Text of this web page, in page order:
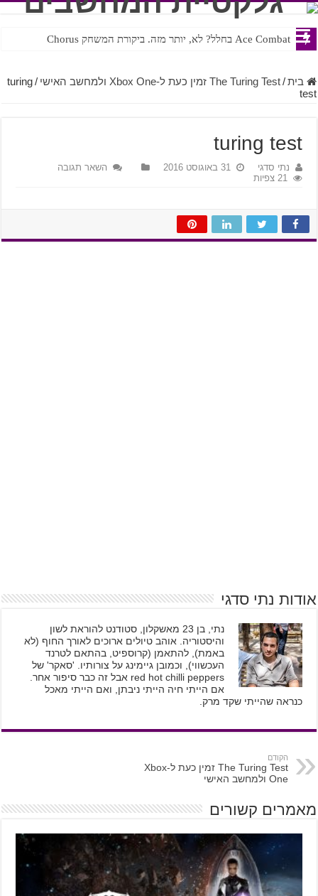
Ace Combat בחלל? לא, יותר מזה. ביקורת המשחק Chorus
בית / The Turing Test זמין כעת ל-Xbox One ולמחשב האישי /
turing
test
turing test
נתי סדגי 31 באוגוסט 2016
השאר תגובה
21 צפיות
אודות נתי סדגי
נתי, בן 23 מאשקלון, סטודנט להוראת לשון
והיסטוריה. אוהב טיולים ארוכים לאורך החוף (לא
באמת), להתאמן (קרוספיט, בהתאם לטרנד
העכשווי), וכמובן גיימינג על צורותיו. 'סאקר' של
red hot chilli peppers אבל זה כבר סיפור אחר.
אם הייתי חיה הייתי ניבתן, ואם הייתי מאכל
כנראה שהייתי שקד מרק.
הקודם
The Turing Test זמין כעת ל-Xbox
One ולמחשב האישי
מאמרים קשורים